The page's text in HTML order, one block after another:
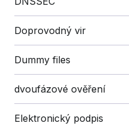
Doprovodný vir
Dummy files
dvoufázové ověření
Elektronický podpis